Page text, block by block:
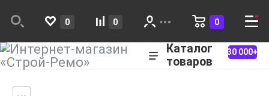
0 0 0
Каталог
товаров
30 000+